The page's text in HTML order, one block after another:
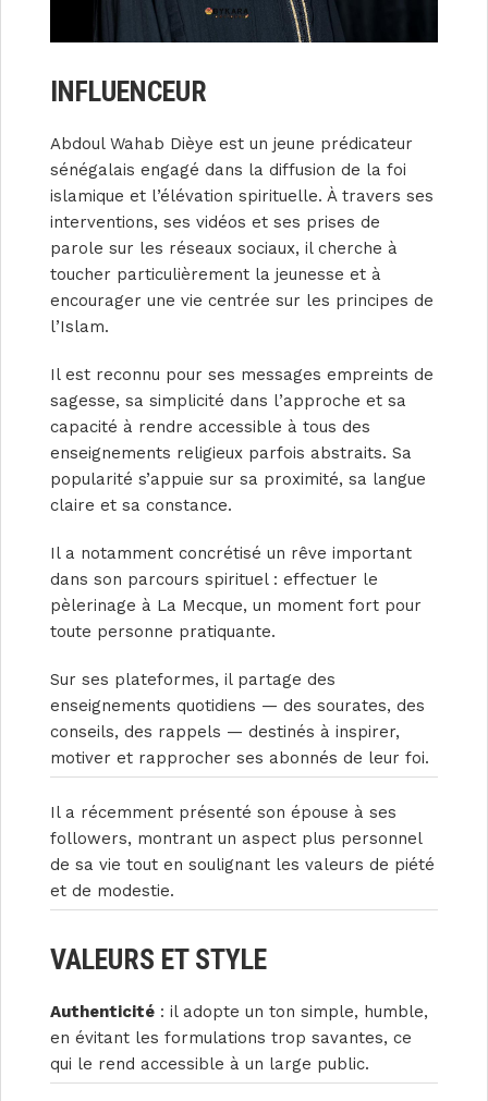
INFLUENCEUR
Abdoul Wahab Dièye est un jeune prédicateur
sénégalais engagé dans la diffusion de la foi
islamique et l’élévation spirituelle. À travers ses
interventions, ses vidéos et ses prises de
parole sur les réseaux sociaux, il cherche à
toucher particulièrement la jeunesse et à
encourager une vie centrée sur les principes de
l’Islam.
Il est reconnu pour ses messages empreints de
sagesse, sa simplicité dans l’approche et sa
capacité à rendre accessible à tous des
enseignements religieux parfois abstraits. Sa
popularité s’appuie sur sa proximité, sa langue
claire et sa constance.
Il a notamment concrétisé un rêve important
dans son parcours spirituel : effectuer le
pèlerinage à La Mecque, un moment fort pour
toute personne pratiquante.
Sur ses plateformes, il partage des
enseignements quotidiens — des sourates, des
conseils, des rappels — destinés à inspirer,
motiver et rapprocher ses abonnés de leur foi.
Il a récemment présenté son épouse à ses
followers, montrant un aspect plus personnel
de sa vie tout en soulignant les valeurs de piété
et de modestie.
VALEURS ET STYLE
Authenticité : il adopte un ton simple, humble,
en évitant les formulations trop savantes, ce
qui le rend accessible à un large public.